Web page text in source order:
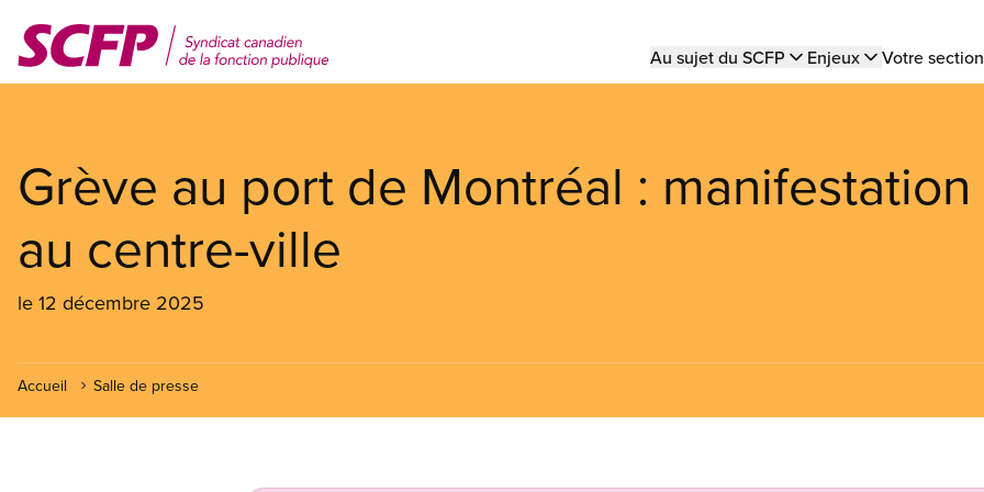
contenu
Main
Au sujet du SCFP Enjeux Votre
Grève au port de Montréal : manifestation
au centre-ville
le 12 décembre 2025
Accueil Salle de presse